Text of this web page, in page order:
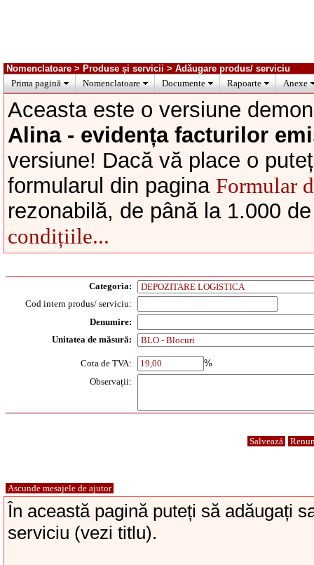
Nomenclatoare > Produse și servicii > Adăugare produs/ serviciu
Prima pagină
Nomenclatoare Documente Rapoarte Anexe
Aceasta este o versiune
Alina - evidența facturilor
versiune! Dacă vă place o
formularul din pagina Formular
rezonabilă, de până la 1.000
condițiile...
Categoria:
Cod intern produs/ serviciu:
Denumire:
Unitatea de măsură:
Cota de TVA:
%
Observații:
Salvează
Ascunde mesajele de ajutor
În această pagină puteți să adăugați
serviciu (vezi titlu).